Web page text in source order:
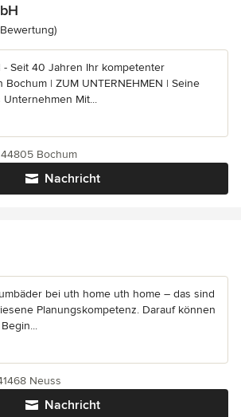
5 von 5 Sternen
Bewertung)
- Seit 40 Jahren Ihr kompetenter
| ZUM UNTERNEHMEN | Seine
Mit...
Nachricht
Bochum
bei uth home uth home – das sind
Planungskompetenz. Darauf können
Nachricht
Neuss